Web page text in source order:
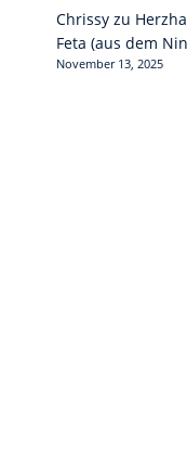
Chrissy zu
Feta (aus dem
November 13, 2025